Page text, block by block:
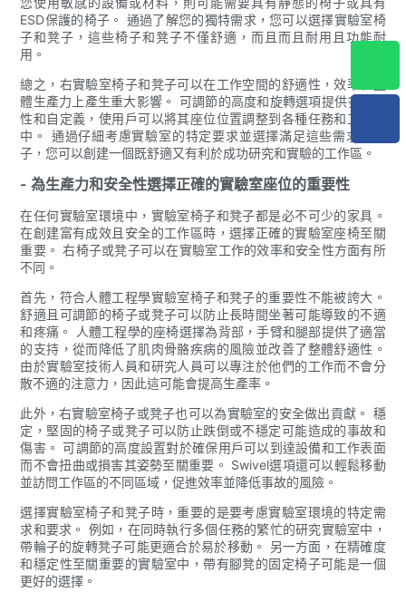
ESD保護的椅子。 通過了解您的獨特需求，您可以選擇實驗室椅
子和凳子，這些椅子和凳子不僅舒適，而且而且耐用且功能耐
用。
總之，右實驗室椅子和凳子可以在工作空間的舒適性，效率和整
體生產力上產生重大影響。 可調節的高度和旋轉選項提供多功能
性和自定義，使用戶可以將其座位位置調整到各種任務和工作站
中。 通過仔細考慮實驗室的特定要求並選擇滿足這些需求的椅
子，您可以創建一個既舒適又有利於成功研究和實驗的工作區。
- 為生產力和安全性選擇正確的實驗室座位的重要性
在任何實驗室環境中，實驗室椅子和凳子都是必不可少的家具。
在創建富有成效且安全的工作區時，選擇正確的實驗室座椅至關
重要。 右椅子或凳子可以在實驗室工作的效率和安全性方面有所
不同。
首先，符合人體工程學實驗室椅子和凳子的重要性不能被誇大。
舒適且可調節的椅子或凳子可以防止長時間坐著可能導致的不適
和疼痛。 人體工程學的座椅選擇為背部，手臂和腿部提供了適當
的支持，從而降低了肌肉骨骼疾病的風險並改善了整體舒適性。
由於實驗室技術人員和研究人員可以專注於他們的工作而不會分
散不適的注意力，因此這可能會提高生產率。
此外，右實驗室椅子或凳子也可以為實驗室的安全做出貢獻。 穩
定，堅固的椅子或凳子可以防止跌倒或不穩定可能造成的事故和
傷害。 可調節的高度設置對於確保用戶可以到達設備和工作表面
而不會扭曲或損害其姿勢至關重要。 Swivel選項還可以輕鬆移動
並訪問工作區的不同區域，促進效率並降低事故的風險。
選擇實驗室椅子和凳子時，重要的是要考慮實驗室環境的特定需
求和要求。 例如，在同時執行多個任務的繁忙的研究實驗室中，
帶輪子的旋轉凳子可能更適合於易於移動。 另一方面，在精確度
和穩定性至關重要的實驗室中，帶有腳凳的固定椅子可能是一個
更好的選擇。